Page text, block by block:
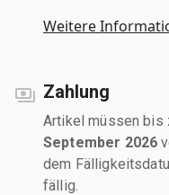
Weitere
Zahlung
Artikel müssen bis
September 2026
dem
fällig.